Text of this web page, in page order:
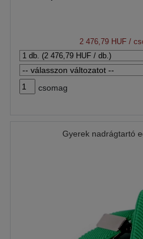
2 476,79 HUF/
csomag
Gyerek nadrágtartó